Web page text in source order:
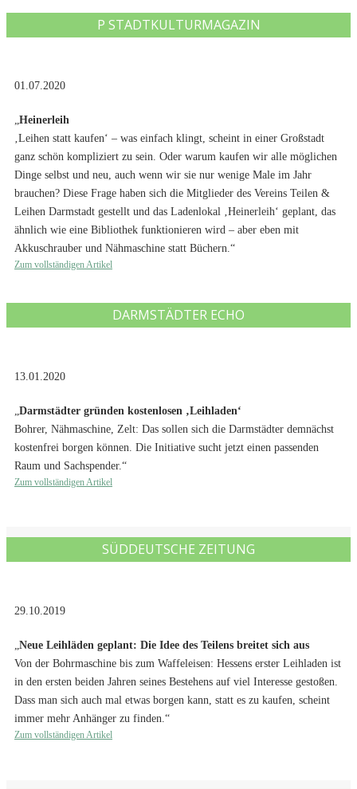
P STADTKULTURMAGAZIN
01.07.2020
Heinerleih
‚Leihen statt kaufen‘ – was einfach klingt, scheint in einer Großstadt
ganz schön kompliziert zu sein. Oder warum kaufen wir alle möglichen
Dinge selbst und neu, auch wenn wir sie nur wenige Male im Jahr
brauchen? Diese Frage haben sich die Mitglieder des Vereins Teilen &
Leihen Darmstadt gestellt und das Ladenlokal ‚Heinerleih‘ geplant, das
ähnlich wie eine Bibliothek funktionieren wird – aber eben mit
Akkuschrauber und Nähmaschine statt Büchern.“
Zum vollständigen Artikel
DARMSTÄDTER ECHO
13.01.2020
Darmstädter gründen kostenlosen ‚Leihladen‘
Bohrer, Nähmaschine, Zelt: Das sollen sich die Darmstädter demnächst
kostenfrei borgen können. Die Initiative sucht jetzt einen passenden
Raum und Sachspender.“
Zum vollständigen Artikel
SÜDDEUTSCHE ZEITUNG
29.10.2019
„Neue Leihläden geplant: Die Idee des Teilens breitet sich aus
Von der Bohrmaschine bis zum Waffeleisen: Hessens erster Leihladen ist
in den ersten beiden Jahren seines Bestehens auf viel Interesse gestoßen.
Dass man sich auch mal etwas borgen kann, statt es zu kaufen, scheint
immer mehr Anhänger zu finden.“
Zum vollständigen Artikel